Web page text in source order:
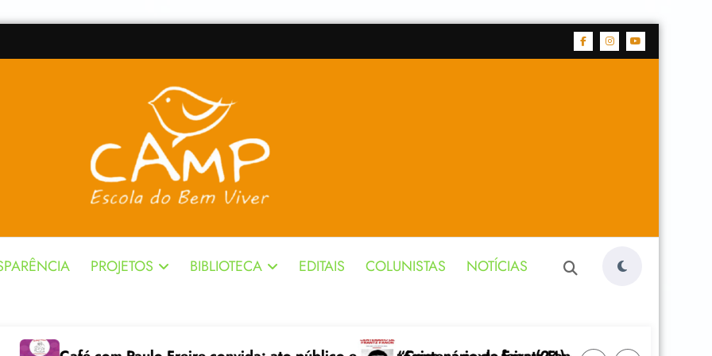
PROJETOS BIBLIOTECA EDITAIS COLUNISTAS NOTÍCIAS